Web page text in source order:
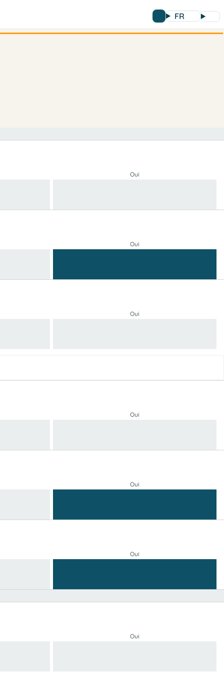
FR
Oui
Oui
Oui
Oui
Oui
Oui
Oui